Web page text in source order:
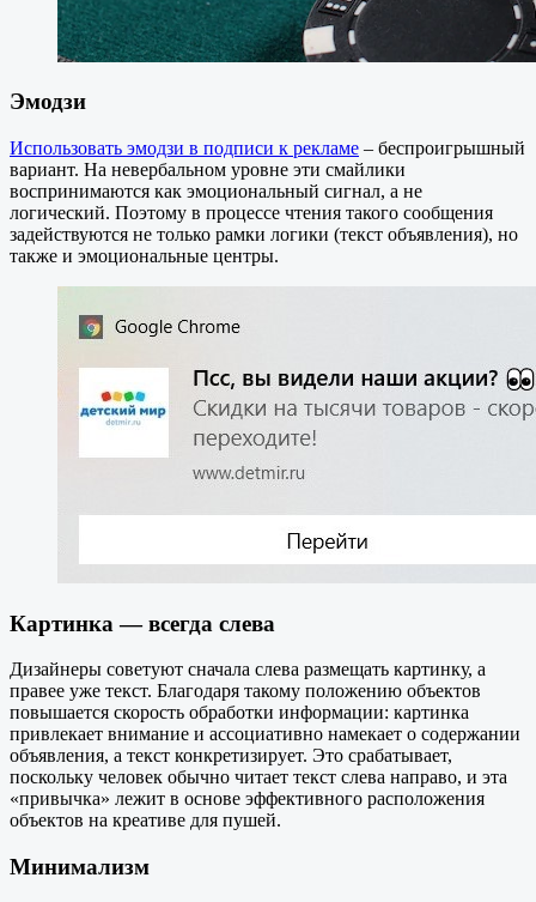
Эмодзи
Использовать эмодзи в подписи к рекламе – беспроигрышный
вариант. На невербальном уровне эти смайлики
воспринимаются как эмоциональный сигнал, а не
логический. Поэтому в процессе чтения такого сообщения
задействуются не только рамки логики (текст объявления), но
также и эмоциональные центры.
Картинка — всегда слева
Дизайнеры советуют сначала слева размещать картинку, а
правее уже текст. Благодаря такому положению объектов
повышается скорость обработки информации: картинка
привлекает внимание и ассоциативно намекает о содержании
объявления, а текст конкретизирует. Это срабатывает,
поскольку человек обычно читает текст слева направо, и эта
«привычка» лежит в основе эффективного расположения
объектов на креативе для пушей.
Минимализм